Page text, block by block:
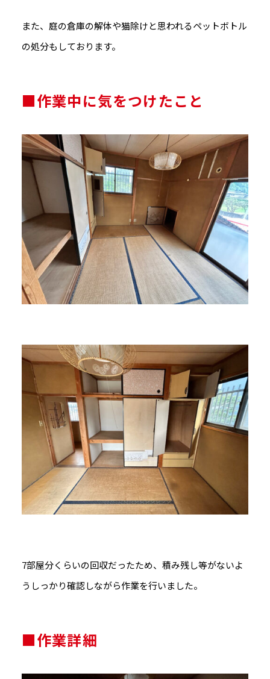
また、庭の倉庫の解体や猫除けと思われるペットボトル
の処分もしております。
■作業中に気をつけたこと
7部屋分くらいの回収だったため、積み残し等がないよ
うしっかり確認しながら作業を行いました。
■作業詳細